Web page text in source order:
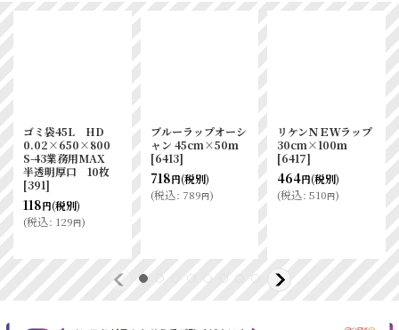
ゴミ袋45L HD
0.02×650×800
S-43業務用MAX
半透明厚口 10枚
[391]
118円(税別)
(税込: 129円)
ブルーラップオーシ
ャン 45cm×50ｍ
[6413]
718円(税別)
(税込: 789円)
リケンＮＥＷラップ
30cm×100ｍ
[6417]
464円(税別)
(税込: 510円)